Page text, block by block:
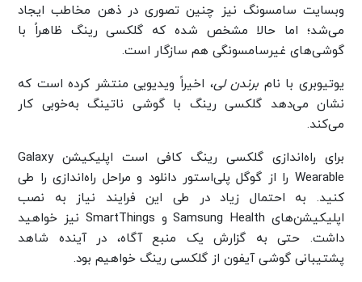
وبسایت سامسونگ نیز چنین تصوری در ذهن مخاطب ایجاد
می‌شد؛ اما حالا مشخص شده که گلکسی رینگ ظاهراً با
گوشی‌های غیرسامسونگی هم سازگار است.
یوتیوبری با نام برندن لی، اخیراً ویدیویی منتشر کرده است که
نشان می‌دهد گلکسی رینگ با گوشی ناتینگ به‌خوبی کار
می‌کند.
برای راه‌اندازی گلکسی رینگ کافی است اپلیکیشن Galaxy
Wearable را از گوگل پلی‌استور دانلود و مراحل راه‌اندازی را طی
کنید. به احتمال زیاد در طی این فرایند نیاز به نصب
اپلیکیشن‌های Samsung Health و SmartThings نیز خواهید
داشت. حتی به گزارش یک منبع آگاه، در آینده شاهد
پشتیبانی گوشی آیفون از گلکسی رینگ خواهیم بود.